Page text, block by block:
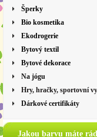
Šperky
Bio kosmetika
Ekodrogerie
Bytový textil
Bytové dekorace
Na jógu
Hry, hračky, sportovní
Dárkové certifikáty
Jakou barvu máte